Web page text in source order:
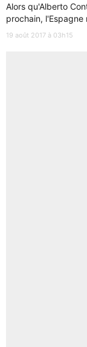
Alors qu'Alberto
prochain,
19 août 2017 à 03h15